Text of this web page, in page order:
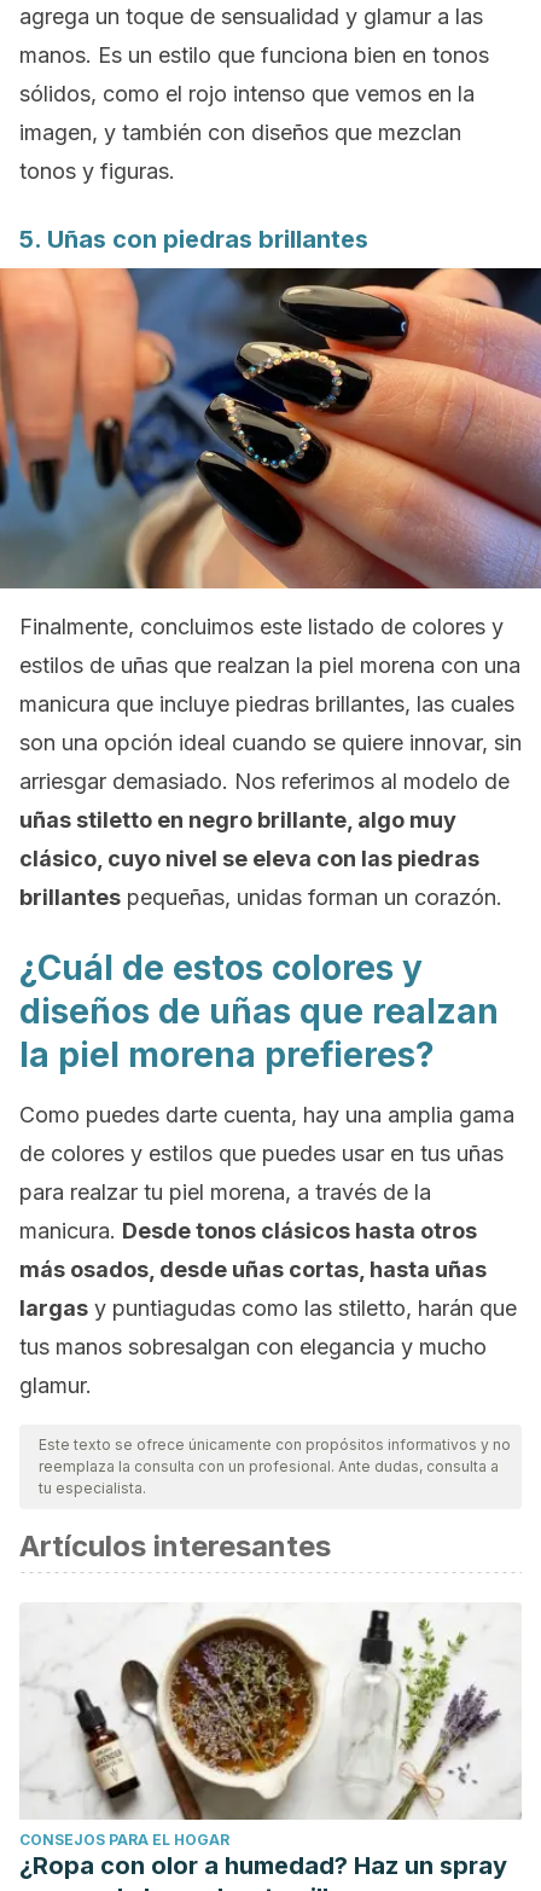
agrega un toque de sensualidad y glamur a las
manos. Es un estilo que funciona bien en tonos
sólidos, como el rojo intenso que vemos en la
imagen, y también con diseños que mezclan
tonos y figuras.
5. Uñas con piedras brillantes
Finalmente, concluimos este listado de colores y
estilos de uñas que realzan la piel morena con una
manicura que incluye piedras brillantes, las cuales
son una opción ideal cuando se quiere innovar, sin
arriesgar demasiado. Nos referimos al modelo de
uñas stiletto en negro brillante, algo muy
clásico, cuyo nivel se eleva con las piedras
brillantes pequeñas, unidas forman un corazón.
¿Cuál de estos colores y
diseños de uñas que realzan
la piel morena prefieres?
Como puedes darte cuenta, hay una amplia gama
de colores y estilos que puedes usar en tus uñas
para realzar tu piel morena, a través de la
manicura. Desde tonos clásicos hasta otros
más osados, desde uñas cortas, hasta uñas
largas y puntiagudas como las stiletto, harán que
tus manos sobresalgan con elegancia y mucho
glamur.
Este texto se ofrece únicamente con propósitos informativos y no
reemplaza la consulta con un profesional. Ante dudas, consulta a
tu especialista.
Artículos interesantes
CONSEJOS PARA EL HOGAR
¿Ropa con olor a humedad? Haz un spray